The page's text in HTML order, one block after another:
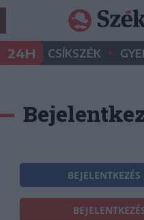
24H CSÍKSZÉK •